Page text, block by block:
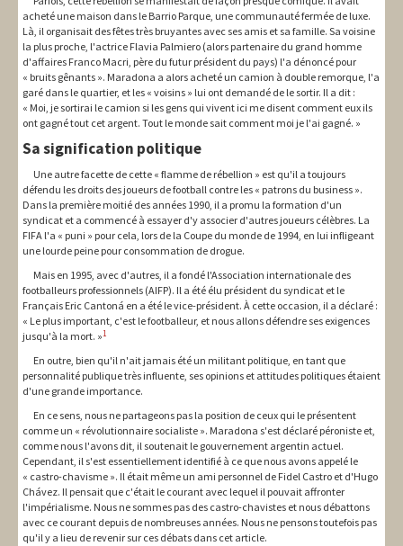
acheté une maison dans le Barrio Parque, une communauté fermée de luxe.
Là, il organisait des fêtes très bruyantes avec ses amis et sa famille. Sa voisine
la plus proche, l'actrice Flavia Palmiero (alors partenaire du grand homme
d'affaires Franco Macri, père du futur président du pays) l'a dénoncé pour
« bruits gênants ». Maradona a alors acheté un camion à double remorque, l'a
garé dans le quartier, et les « voisins » lui ont demandé de le sortir. Il a dit :
« Moi, je sortirai le camion si les gens qui vivent ici me disent comment eux ils
ont gagné tout cet argent. Tout le monde sait comment moi je l'ai gagné. »
Sa signification politique
Une autre facette de cette « flamme de rébellion » est qu'il a toujours
défendu les droits des joueurs de football contre les « patrons du business ».
Dans la première moitié des années 1990, il a promu la formation d'un
syndicat et a commencé à essayer d'y associer d'autres joueurs célèbres. La
FIFA l'a « puni » pour cela, lors de la Coupe du monde de 1994, en lui infligeant
une lourde peine pour consommation de drogue.
Mais en 1995, avec d'autres, il a fondé l'Association internationale des
footballeurs professionnels (AIFP). Il a été élu président du syndicat et le
Français Eric Cantoná en a été le vice-président. À cette occasion, il a déclaré :
« Le plus important, c'est le footballeur, et nous allons défendre ses exigences
jusqu'à la mort. »1
En outre, bien qu'il n'ait jamais été un militant politique, en tant que
personnalité publique très influente, ses opinions et attitudes politiques étaient
d'une grande importance.
En ce sens, nous ne partageons pas la position de ceux qui le présentent
comme un « révolutionnaire socialiste ». Maradona s'est déclaré péroniste et,
comme nous l'avons dit, il soutenait le gouvernement argentin actuel.
Cependant, il s'est essentiellement identifié à ce que nous avons appelé le
« castro-chavisme ». Il était même un ami personnel de Fidel Castro et d'Hugo
Chávez. Il pensait que c'était le courant avec lequel il pouvait affronter
l'impérialisme. Nous ne sommes pas des castro-chavistes et nous débattons
avec ce courant depuis de nombreuses années. Nous ne pensons toutefois pas
qu'il y a lieu de revenir sur ces débats dans cet article.